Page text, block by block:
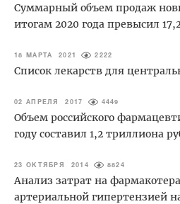
Суммарный объем продаж
итогам 2020 года превысил
18 МАРТА 2021 2222
Список лекарств для
02 АПРЕЛЯ 2017 4449
Объем российского
году составил 1,2 триллиона
23 ОКТЯБРЯ 2014 8824
Анализ затрат на
артериальной гипертензией